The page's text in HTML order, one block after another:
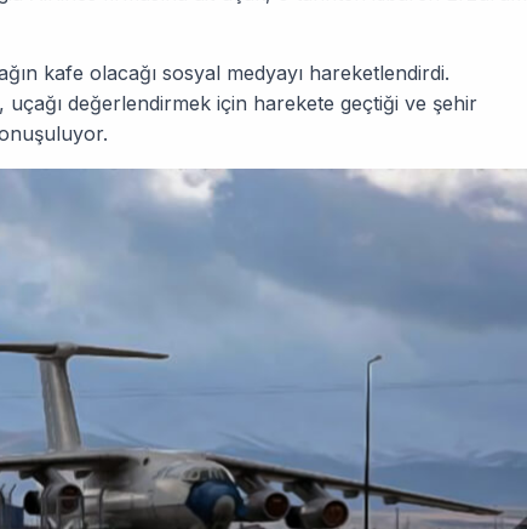
kafe olacağı sosyal medyayı hareketlendirdi.
değerlendirmek için harekete geçtiği ve şehir